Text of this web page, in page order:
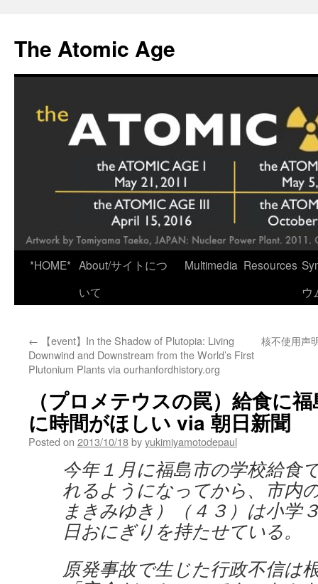
content
The Atomic Age
*HOME* About/サイトにつ
いて
Multimedia Resources
ウ
← 【event】In the Shadow of Plutopia: Living
Downwind and Downstream from the World’s First
Plutonium Plants via ourhanfordhistory.org
核不使用声
（プロメテウスの罠）給食に
に時間がほしい via 朝日新聞
Posted on 2013/10/18byyukimiyamotodepaul
今年１月に福島市の学校給食
れるようになってから、市内
まきみゆき）（４３）は小学
日おにぎりを持たせている。
原発事故で生じた行政不信は